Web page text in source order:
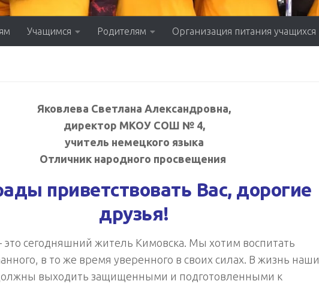
Учащимся Родителям Организация питания учащихся
Яковлева Светлана Александровна,
директор МКОУ СОШ № 4,
учитель немецкого языка
Отличник народного просвещения
приветствовать Вас, дорогие
друзья!
это сегодняшний житель Кимовска. Мы хотим воспитать
в то же время уверенного в своих силах. В жизнь наши
выходить защищенными и подготовленными к